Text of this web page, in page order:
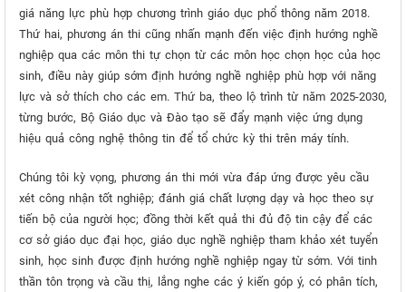
giá năng lực phù hợp chương trình giáo dục phổ thông năm 2018.
Thứ hai, phương án thi cũng nhấn mạnh đến việc định hướng nghề
nghiệp qua các môn thi tự chọn từ các môn học chọn học của học
sinh, điều này giúp sớm định hướng nghề nghiệp phù hợp với năng
lực và sở thích cho các em. Thứ ba, theo lộ trình từ năm 2025-2030,
từng bước, Bộ Giáo dục và Đào tạo sẽ đẩy mạnh việc ứng dụng
hiệu quả công nghệ thông tin để tổ chức kỳ thi trên máy tính.
Chúng tôi kỳ vọng, phương án thi mới vừa đáp ứng được yêu cầu
xét công nhận tốt nghiệp; đánh giá chất lượng dạy và học theo sự
tiến bộ của người học; đồng thời kết quả thi đủ độ tin cậy để các
cơ sở giáo dục đại học, giáo dục nghề nghiệp tham khảo xét tuyển
sinh, học sinh được định hướng nghề nghiệp ngay từ sớm. Với tinh
thần tôn trọng và cầu thị, lắng nghe các ý kiến góp ý, có phân tích,